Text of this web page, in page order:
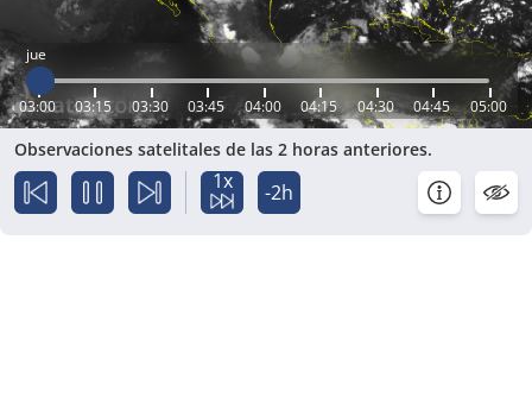
jue
03:00 03:15 03:30 03:45 04:00 04:15 04:30 04:45 05:00
Observaciones satelitales de las 2 horas anteriores.
1x -2h